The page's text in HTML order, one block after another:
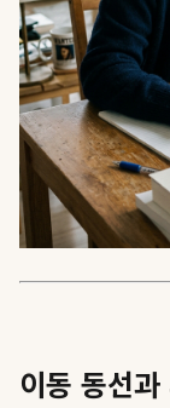
이동 동선